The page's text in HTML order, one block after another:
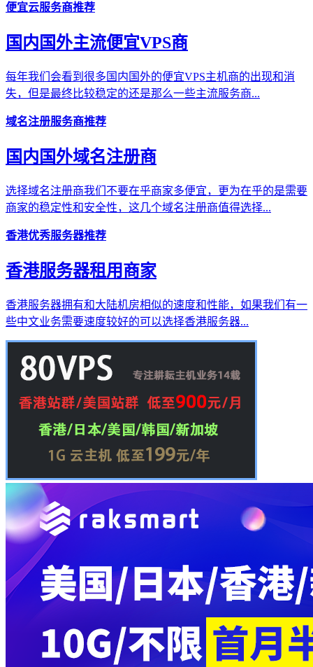
便宜云服务商推荐
国内国外主流便宜VPS商
每年我们会看到很多国内国外的便宜VPS主机商的出现和消
失，但是最终比较稳定的还是那么一些主流服务商...
域名注册服务商推荐
国内国外域名注册商
选择域名注册商我们不要在乎商家多便宜，更为在乎的是需要
商家的稳定性和安全性，这几个域名注册商值得选择...
香港优秀服务器推荐
香港服务器租用商家
香港服务器拥有和大陆机房相似的速度和性能，如果我们有一
些中文业务需要速度较好的可以选择香港服务器...